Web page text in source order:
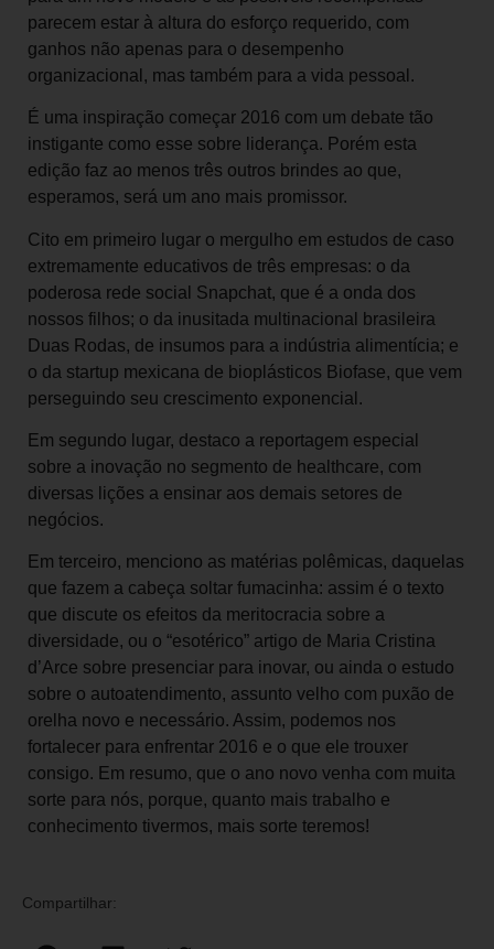
parecem estar à altura do esforço requerido, com
ganhos não apenas para o desempenho
organizacional, mas também para a vida pessoal.
É uma inspiração começar 2016 com um debate tão
instigante como esse sobre liderança. Porém esta
edição faz ao menos três outros brindes ao que,
esperamos, será um ano mais promissor.
Cito em primeiro lugar o mergulho em estudos de caso
extremamente educativos de três empresas: o da
poderosa rede social Snapchat, que é a onda dos
nossos filhos; o da inusitada multinacional brasileira
Duas Rodas, de insumos para a indústria alimentícia; e
o da startup mexicana de bioplásticos Biofase, que vem
perseguindo seu crescimento exponencial.
Em segundo lugar, destaco a reportagem especial
sobre a inovação no segmento de healthcare, com
diversas lições a ensinar aos demais setores de
negócios.
Em terceiro, menciono as matérias polêmicas, daquelas
que fazem a cabeça soltar fumacinha: assim é o texto
que discute os efeitos da meritocracia sobre a
diversidade, ou o “esotérico” artigo de Maria Cristina
d’Arce sobre presenciar para inovar, ou ainda o estudo
sobre o autoatendimento, assunto velho com puxão de
orelha novo e necessário. Assim, podemos nos
fortalecer para enfrentar 2016 e o que ele trouxer
consigo. Em resumo, que o ano novo venha com muita
sorte para nós, porque, quanto mais trabalho e
conhecimento tivermos, mais sorte teremos!
Compartilhar: